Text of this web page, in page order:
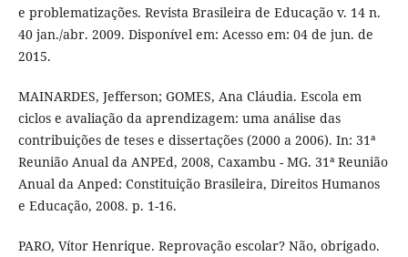
e problematizações. Revista Brasileira de Educação v. 14 n.
40 jan./abr. 2009. Disponível em: Acesso em: 04 de jun. de
2015.
MAINARDES, Jefferson; GOMES, Ana Cláudia. Escola em
ciclos e avaliação da aprendizagem: uma análise das
contribuições de teses e dissertações (2000 a 2006). In: 31ª
Reunião Anual da ANPEd, 2008, Caxambu - MG. 31ª Reunião
Anual da Anped: Constituição Brasileira, Direitos Humanos
e Educação, 2008. p. 1-16.
PARO, Vítor Henrique. Reprovação escolar? Não, obrigado.